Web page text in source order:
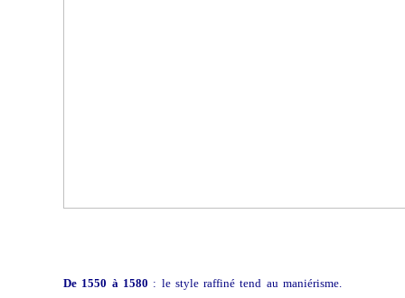
De 1550 à 1580 : le style raffiné tend au maniérisme.